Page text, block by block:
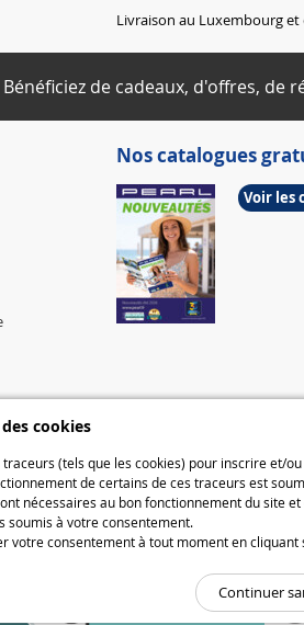
cookies
traceurs (tels que les cookies) pour inscrire et/
de certains de ces traceurs est
nécessaires au bon fonctionnement du site
soumis à votre consentement.
votre consentement à tout moment en
Continuer
Livraison au Luxembourg et
Bénéficiez de cadeaux, d'offres, de
Nos catalogues
Voir les